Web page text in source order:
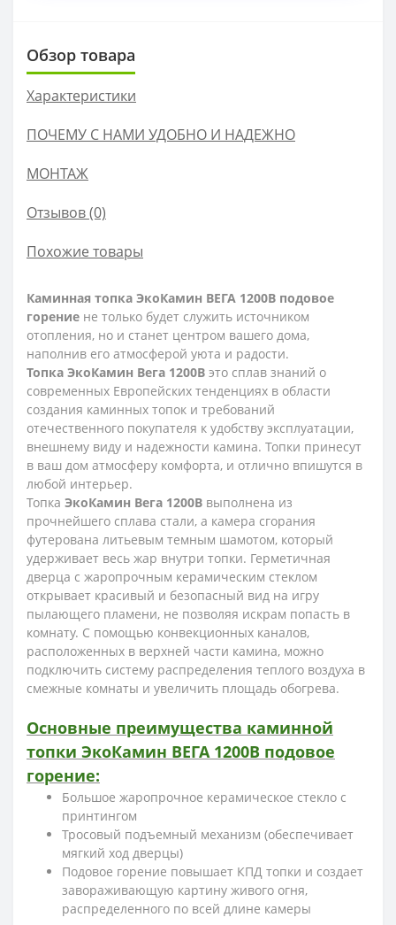
Обзор товара
Характеристики
ПОЧЕМУ С НАМИ УДОБНО И НАДЕЖНО
МОНТАЖ
Отзывов (0)
Похожие товары
Каминная топка ЭкоКамин ВЕГА 1200B подовое
горение не только будет служить источником
отопления, но и станет центром вашего дома,
наполнив его атмосферой уюта и радости.
Топка ЭкоКамин Вега 1200B это сплав знаний о
современных Европейских тенденциях в области
создания каминных топок и требований
отечественного покупателя к удобству эксплуатации,
внешнему виду и надежности камина. Топки принесут
в ваш дом атмосферу комфорта, и отлично впишутся в
любой интерьер.
Топка ЭкоКамин Вега 1200B выполнена из
прочнейшего сплава стали, а камера сгорания
футерована литьевым темным шамотом, который
удерживает весь жар внутри топки. Герметичная
дверца с жаропрочным керамическим стеклом
открывает красивый и безопасный вид на игру
пылающего пламени, не позволяя искрам попасть в
комнату. С помощью конвекционных каналов,
расположенных в верхней части камина, можно
подключить систему распределения теплого воздуха в
смежные комнаты и увеличить площадь обогрева.
Основные преимущества каминной
топки ЭкоКамин ВЕГА 1200B подовое
горение:
Большое жаропрочное керамическое стекло с
принтингом
Тросовый подъемный механизм (обеспечивает
мягкий ход дверцы)
Подовое горение повышает КПД топки и создает
завораживающую картину живого огня,
распределенного по всей длине камеры